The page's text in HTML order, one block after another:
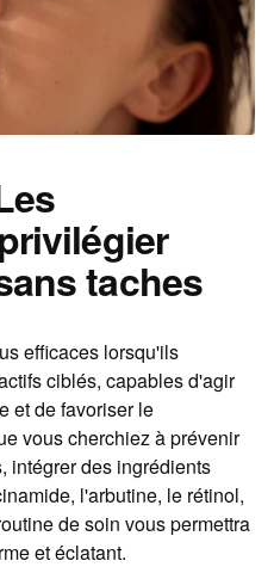
taches
efficaces lorsqu'ils
ciblés, capables d'agir
et de favoriser le
vous cherchiez à prévenir
intégrer des ingrédients
l'arbutine, le rétinol,
de soin vous permettra
et éclatant.